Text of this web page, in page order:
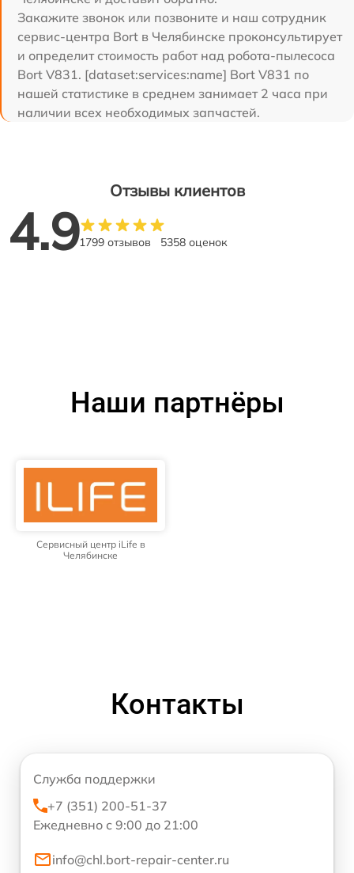
Закажите звонок или позвоните и наш сотрудник
сервис-центра Bort в Челябинске проконсультирует
и определит стоимость работ над робота-пылесоса
Bort V831. [dataset:services:name] Bort V831 по
нашей статистике в среднем занимает 2 часа при
наличии всех необходимых запчастей.
Отзывы клиентов
4.91799 отзывов 5358 оценок
Наши партнёры
Сервисный центр iLife в
Челябинске
Контакты
Служба поддержки
+7 (351) 200-51-37
Ежедневно с 9:00 до 21:00
info@chl.bort-repair-center.ru